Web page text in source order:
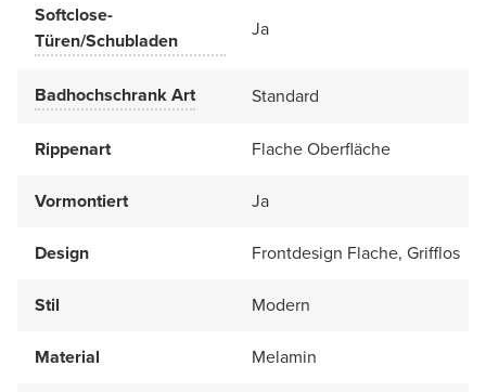
Softclose-
Türen/Schubladen
Ja
Badhochschrank Art Standard
Rippenart Flache Oberfläche
Vormontiert Ja
Design Frontdesign Flache, Grifflos
Stil Modern
Material Melamin